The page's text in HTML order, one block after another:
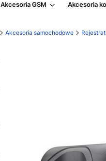
Akcesoria GSM Akcesoria
Akcesoria samochodowe